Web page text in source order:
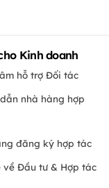
Kinh doanh
hỗ trợ Đối tác
nhà hàng hợp
đăng ký hợp tác
về Đầu tư & Hợp tác